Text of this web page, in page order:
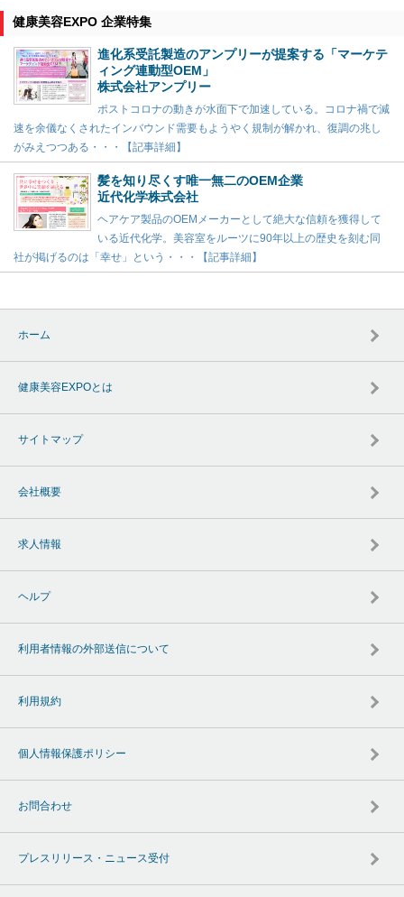
健康美容EXPO 企業特集
進化系受託製造のアンプリーが提案する「マーケテ
ィング連動型OEM」
株式会社アンプリー
ポストコロナの動きが水面下で加速している。コロナ禍で減
速を余儀なくされたインバウンド需要もようやく規制が解かれ、復調の兆し
がみえつつある・・・【記事詳細】
髪を知り尽くす唯一無二のOEM企業
近代化学株式会社
ヘアケア製品のOEMメーカーとして絶大な信頼を獲得して
いる近代化学。美容室をルーツに90年以上の歴史を刻む同
社が掲げるのは「幸せ」という・・・【記事詳細】
ホーム
健康美容EXPOとは
サイトマップ
会社概要
求人情報
ヘルプ
利用者情報の外部送信について
利用規約
個人情報保護ポリシー
お問合わせ
プレスリリース・ニュース受付